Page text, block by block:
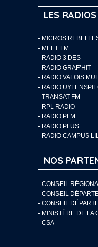
LES
- MICROS
- MEET FM
- RADIO 3 DES
- RADIO GRAF’HIT
- RADIO VALOIS
- RADIO
- TRANSAT FM
- RPL RADIO
- RADIO PFM
- RADIO PLUS
- RADIO CAMPUS
NOS
- CONSEIL
- CONSEIL
- CONSEIL
- MINISTÈRE DE LA
- CSA